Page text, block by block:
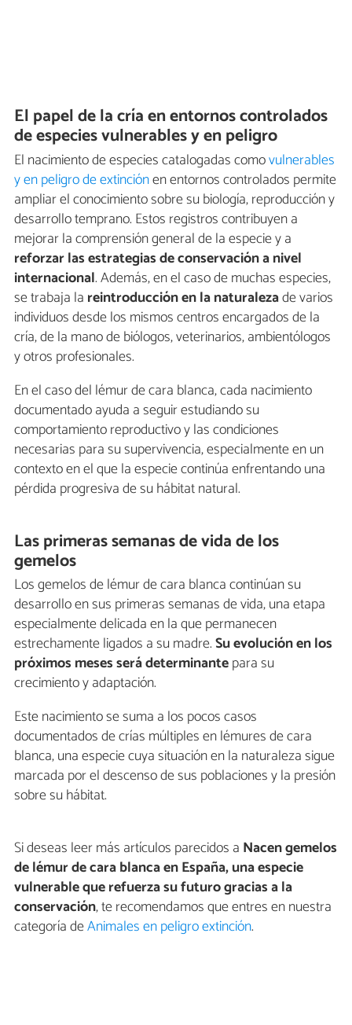
El papel de la cría en entornos controlados
de especies vulnerables y en peligro
El nacimiento de especies catalogadas comovulnerables
y en peligro de extinciónen entornos controlados permite
ampliar el conocimiento sobre su biología, reproducción y
desarrollo temprano. Estos registros contribuyen a
mejorar la comprensión general de la especie y a
reforzar las estrategias de conservación a nivel
internacional. Además, en el caso de muchas especies,
se trabaja la reintroducción en la naturalezade varios
individuos desde los mismos centros encargados de la
cría, de la mano de biólogos, veterinarios, ambientólogos
y otros profesionales.
En el caso del lémur de cara blanca, cada nacimiento
documentado ayuda a seguir estudiando su
comportamiento reproductivo y las condiciones
necesarias para su supervivencia, especialmente en un
contexto en el que la especie continúa enfrentando una
pérdida progresiva de su hábitat natural.
Las primeras semanas de vida de los
gemelos
Los gemelos de lémur de cara blanca continúan su
desarrollo en sus primeras semanas de vida, una etapa
especialmente delicada en la que permanecen
estrechamente ligados a su madre.Su evolución en los
próximos meses será determinantepara su
crecimiento y adaptación.
Este nacimiento se suma a los pocos casos
documentados de crías múltiples en lémures de cara
blanca, una especie cuya situación en la naturaleza sigue
marcada por el descenso de sus poblaciones y la presión
sobre su hábitat.
Si deseas leer más artículos parecidos a Nacen gemelos
de lémur de cara blanca en España, una especie
vulnerable que refuerza su futuro gracias a la
conservación, te recomendamos que entres en nuestra
categoría deAnimales en peligro extinción.